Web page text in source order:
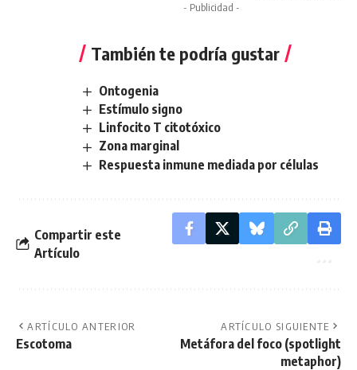
- Publicidad -
También te podría gustar
Ontogenia
Estímulo signo
Linfocito T citotóxico
Zona marginal
Respuesta inmune mediada por células
Compartir este
Artículo
ARTÍCULO ANTERIOR
Escotoma
ARTÍCULO SIGUIENTE
Metáfora del foco (spotlight
metaphor)